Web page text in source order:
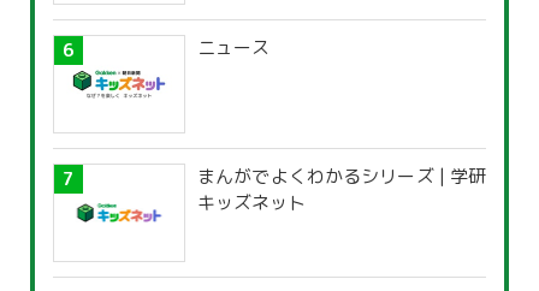
ニュース
まんがでよくわかるシリーズ | 学研
キッズネット